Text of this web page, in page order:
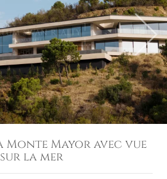
Next
Monte Mayor avec vue
la mer